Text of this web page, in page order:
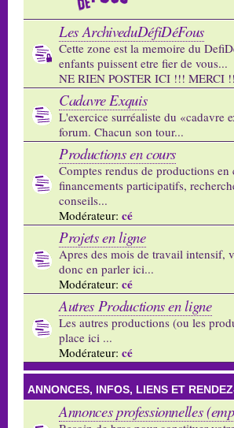
Les ArchiveduDéfiDéFous
Cette zone est la memoire du
enfants puissent etre fier de vous...
NE RIEN POSTER ICI !!! MERCI
Cadavre Exquis
L'exercice surréaliste du «cadavre
forum. Chacun son tour...
Productions en cours
Comptes rendus de productions
financements participatifs,
conseils...
Modérateur: cé
Projets en ligne
Apres des mois de travail intensif,
donc en parler ici...
Modérateur: cé
Autres Productions en ligne
Les autres productions (ou les
place ici ...
Modérateur: cé
ANNONCES, INFOS, LIENS ET
Annonces professionnelles